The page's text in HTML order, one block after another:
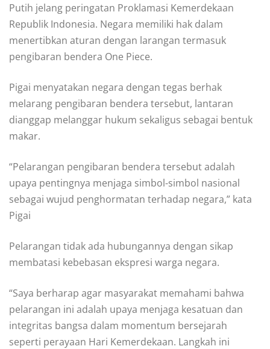
Putih jelang peringatan Proklamasi Kemerdekaan
Republik Indonesia. Negara memiliki hak dalam
menertibkan aturan dengan larangan termasuk
pengibaran bendera One Piece.
Pigai menyatakan negara dengan tegas berhak
melarang pengibaran bendera tersebut, lantaran
dianggap melanggar hukum sekaligus sebagai bentuk
makar.
“Pelarangan pengibaran bendera tersebut adalah
upaya pentingnya menjaga simbol-simbol nasional
sebagai wujud penghormatan terhadap negara,” kata
Pigai
Pelarangan tidak ada hubungannya dengan sikap
membatasi kebebasan ekspresi warga negara.
“Saya berharap agar masyarakat memahami bahwa
pelarangan ini adalah upaya menjaga kesatuan dan
integritas bangsa dalam momentum bersejarah
seperti perayaan Hari Kemerdekaan. Langkah ini